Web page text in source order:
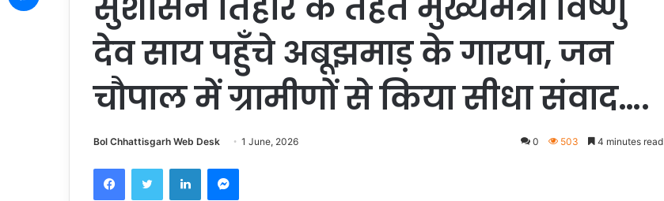
देव साय पहुँचे अबूझमाड़ के गारपा, जन
चौपाल में ग्रामीणों से किया सीधा संवाद….
Bol Chhattisgarh Web Desk 1 June, 2026 0 503 4 minutes read